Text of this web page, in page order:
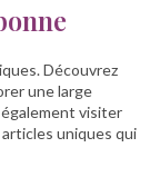
Découvrez
une large
visiter
uniques qui